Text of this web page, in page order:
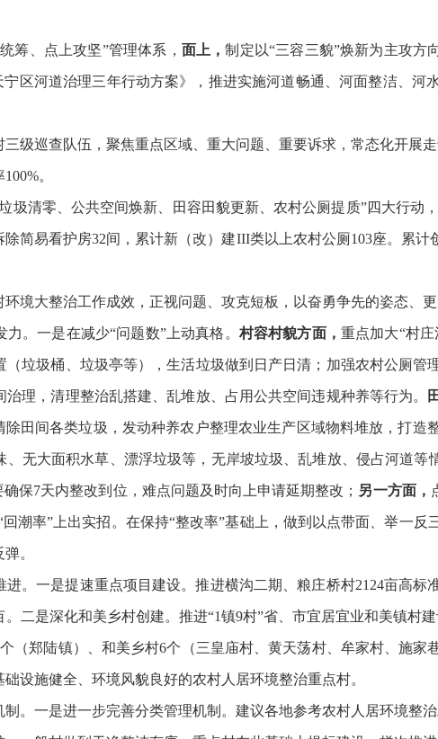
筹、点上攻坚”管理体系， 面上，制定以“三容三貌”焕新为主攻方
宁区河道治理三年行动方案》，推进实施河道畅通、河面整洁、河
三级巡查队伍，聚焦重点区域、重大问题、重要诉求，常态化开展
100%。
圾清零、公共空间焕新、田容田貌更新、农村公厕提质”四大行动
除简易看护房32间 ，累计新（改）建III类以上农村公厕103座。累计
境大整治工作成效，正视问题、攻克短板，以奋勇争先的姿态、
力。一是在减少“问题数”上动真格。 村容村貌方面， 重点加大“村庄
（垃圾桶、垃圾亭等），生活垃圾做到日产日清；加强农村公厕管理
理，清理整治乱搭建、乱堆放、占用公共空间违规种养等行为。
除田间各类垃圾，发动种养农户整理农业生产区域物料堆放，打造
无大面积水草、漂浮垃圾等，无岸坡垃圾、乱堆放、侵占河道等
确保7天内整改到位， 难点问题及时向上申请延期整改； 另一方面，
回潮率” 上出实招。 在保持“整改率”基础上，做到以点带面、举一反
。
进。一是提速重点项目建设。推进横沟二期、粮庄桥村2124亩高标
二是深化和美乡村创建。 推进“1镇9村”省、市宜居宜业和美镇村
个（郑陆镇）、和美乡村6个（三皇庙村、黄天荡村、牟家村、施家
设施健全、环境风貌良好的农村人居环境整治重点村。
。 一是进一步完善分类管理机制。建议各地参考农村人居环境整